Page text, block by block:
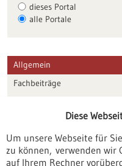
dieses Portal
alle Portale
Allgemein
Fachbeiträge
Veranstaltungen
Erscheinungsdatum
Diese
Um unsere Webseite für
zu können, verwenden wir
auf Ihrem Rechner